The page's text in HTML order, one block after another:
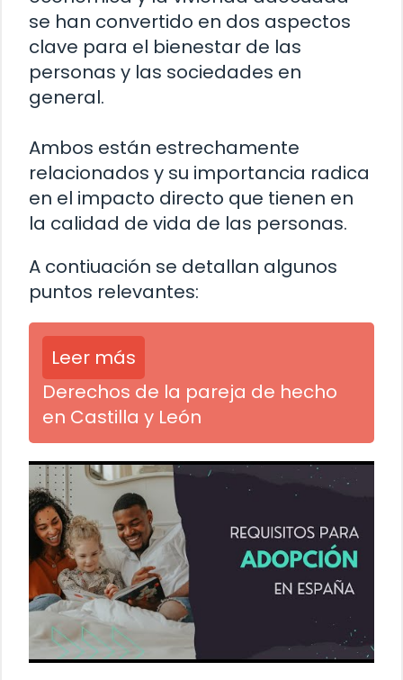
se han convertido en dos aspectos
clave para el bienestar de las
personas y las sociedades en
general.
Ambos están estrechamente
relacionados y su importancia radica
en el impacto directo que tienen en
la calidad de vida de las personas.
A contiuación se detallan algunos
puntos relevantes:
Leer más
Derechos de la pareja de hecho
en Castilla y León